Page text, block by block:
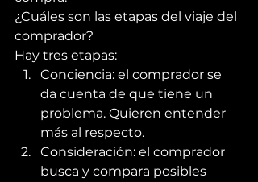
¿Cuáles son las etapas del viaje del
comprador?
Hay tres etapas:
Conciencia: el comprador se
da cuenta de que tiene un
problema. Quieren entender
más al respecto.
Consideración: el comprador
busca y compara posibles